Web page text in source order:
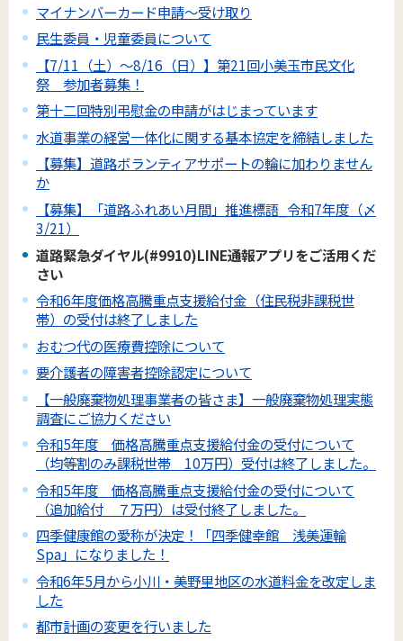
マイナンバーカード申請～受け取り
民生委員・児童委員について
【7/11（土）～8/16（日）】第21回小美玉市民文化
祭 参加者募集！
第十二回特別弔慰金の申請がはじまっています
水道事業の経営一体化に関する基本協定を締結しました
【募集】道路ボランティアサポートの輪に加わりません
か
【募集】「道路ふれあい月間」推進標語_令和7年度（〆
3/21）
道路緊急ダイヤル(#9910)LINE通報アプリをご活用くだ
さい
令和6年度価格高騰重点支援給付金（住民税非課税世
帯）の受付は終了しました
おむつ代の医療費控除について
要介護者の障害者控除認定について
【一般廃棄物処理事業者の皆さま】一般廃棄物処理実態
調査にご協力ください
令和5年度 価格高騰重点支援給付金の受付について
（均等割のみ課税世帯 10万円）受付は終了しました。
令和5年度 価格高騰重点支援給付金の受付について
（追加給付 ７万円）は受付終了しました。
四季健康館の愛称が決定！「四季健幸館 浅美運輸
Spa」になりました！
令和6年5月から小川・美野里地区の水道料金を改定しま
した
都市計画の変更を行いました